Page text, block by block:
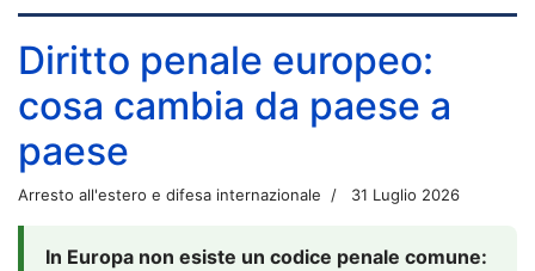
Diritto penale europeo:
cosa cambia da paese a
paese
Arresto all'estero e difesa internazionale 31 Luglio 2026
In Europa non esiste un codice penale comune: